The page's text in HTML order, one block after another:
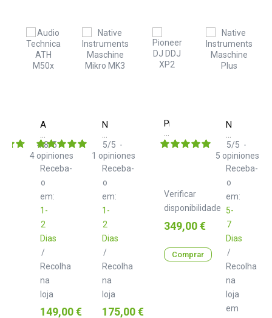
Audio
Technica
ATH
M50x
Receba-
o
em:
1-
2
Dias
/
Recolha
na
loja
4.8/5-
4 opiniones
Preço
149,00 €
Native
Instruments
Maschine
Mikro
MK3
Receba-
o
em:
1-
2
Dias
/
Recolha
na
loja
5/5 -
1 opiniones
Preço
175,00 €
Pioneer
DJ
DDJ
Verificar
disponibilidade
Preço
349,00 €
Comprar
Native
Maschine+
Receba-
o
em:
5-
7
Dias
/
Recolha
na
loja
em
5/5 -
5 opiniones